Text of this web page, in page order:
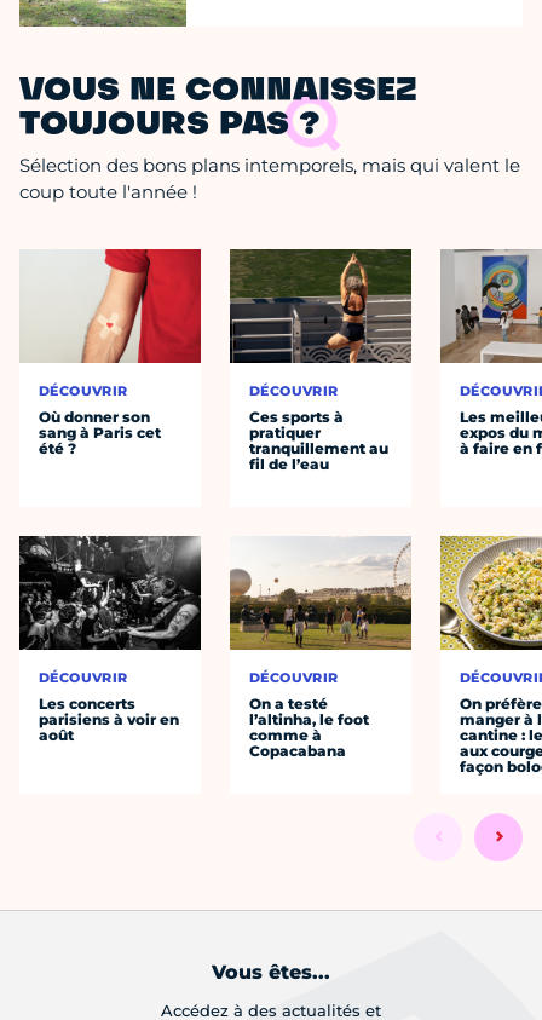
VOUS NE CONNAISSEZ
TOUJOURS PAS ?
Sélection des bons plans intemporels, mais qui valent le
coup toute l'année !
DÉCOUVRIR
Où donner son
sang à Paris cet
été ?
DÉCOUVRIR
Les concerts
parisiens à voir en
août
DÉCOUVRIR
Ces sports à
pratiquer
tranquillement au
fil de l’eau
DÉCOUVRIR
On a testé
l’altinha, le foot
comme à
Copacabana
Les
expos du
à faire en
On préfère
manger à
cantine :
aux
façon
Vous êtes...
Accédez à des actualités et